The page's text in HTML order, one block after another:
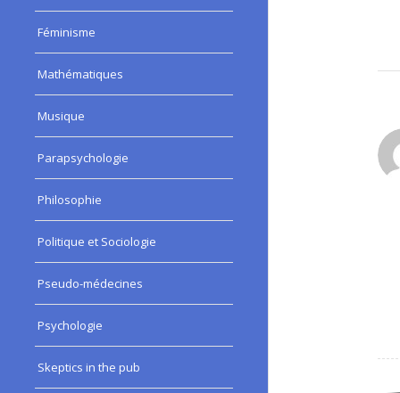
Féminisme
Mathématiques
Musique
Parapsychologie
Philosophie
Politique et Sociologie
Pseudo-médecines
Psychologie
Skeptics in the pub
: